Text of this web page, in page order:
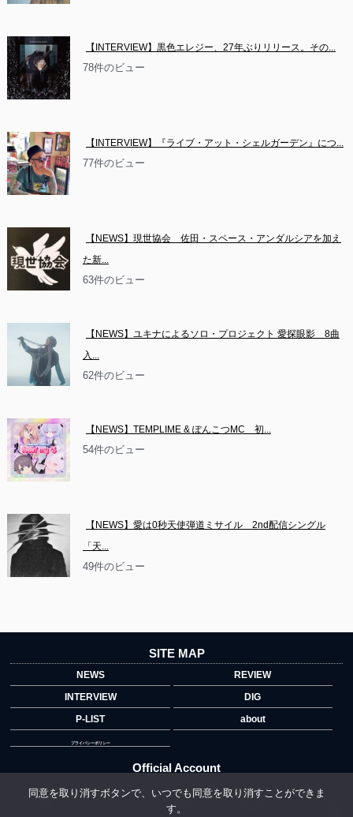
【INTERVIEW】黒色エレジー、27年ぶりリリース。その...
78件のビュー
【INTERVIEW】『ライブ・アット・シェルガーデン』につ...
77件のビュー
【NEWS】現世協会　佐田・スペース・アンダルシアを加え
た新...
63件のビュー
【NEWS】ユキナによるソロ・プロジェクト 愛探眼影　8曲
入...
62件のビュー
【NEWS】TEMPLIME & ぽんこつMC　初...
54件のビュー
【NEWS】愛は0秒天使弾道ミサイル　2nd配信シングル
「天...
49件のビュー
SITE MAP
NEWS
REVIEW
INTERVIEW
DIG
P-LIST
about
プライバシーポリシー
Official Account
同意を取り消すボタンで、いつでも同意を取り消すことができま
す。